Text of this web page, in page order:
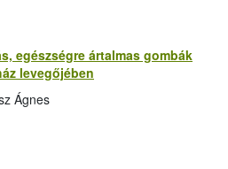
egészségre ártalmas gombák
levegőjében
Ágnes